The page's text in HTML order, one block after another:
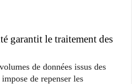
garantit le traitement des
de données issus des
de repenser les